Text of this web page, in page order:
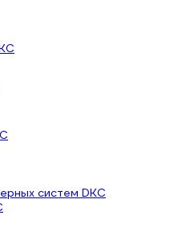
систем DKC